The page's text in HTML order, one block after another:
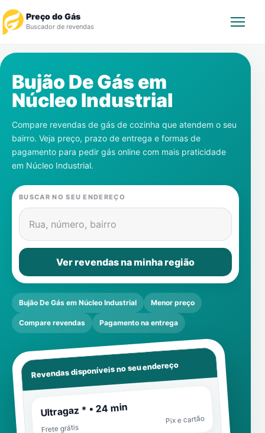
Preço do Gás
Buscador de revendas
Revendedor
Notícias
Cadastre-se
Gás
Contatos
Bujão De Gás em
Núcleo Industrial
Compare revendas de gás de cozinha que atendem o seu
bairro. Veja preço, prazo de entrega e formas de
pagamento para pedir gás online com mais praticidade
em Núcleo Industrial.
BUSCAR NO SEU ENDEREÇO
Rua, número, bairro
Ver revendas na minha região
Bujão De Gás em Núcleo Industrial Menor preço
Compare revendas Pagamento na entrega
Revendas disponíveis no seu endereço
Ultragaz * • 24 min
Frete grátis
Pix e cartão